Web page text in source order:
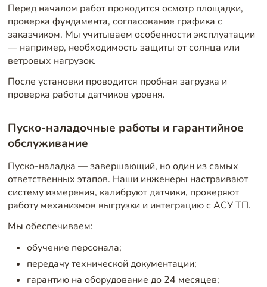
Перед началом работ проводится осмотр площадки,
проверка фундамента, согласование графика с
заказчиком. Мы учитываем особенности эксплуатации
— например, необходимость защиты от солнца или
ветровых нагрузок.
После установки проводится пробная загрузка и
проверка работы датчиков уровня.
Пуско-наладочные работы и гарантийное
обслуживание
Пуско-наладка — завершающий, но один из самых
ответственных этапов. Наши инженеры настраивают
систему измерения, калибруют датчики, проверяют
работу механизмов выгрузки и интеграцию с АСУ ТП.
Мы обеспечиваем:
обучение персонала;
передачу технической документации;
гарантию на оборудование до 24 месяцев;